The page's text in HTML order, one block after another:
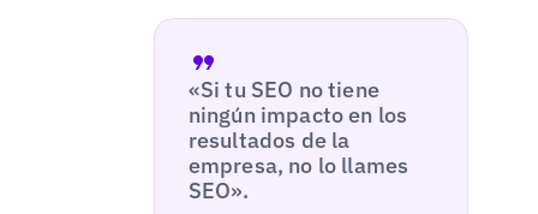
«Si tu SEO no tiene
ningún impacto en los
resultados de la
empresa, no lo llames
SEO».